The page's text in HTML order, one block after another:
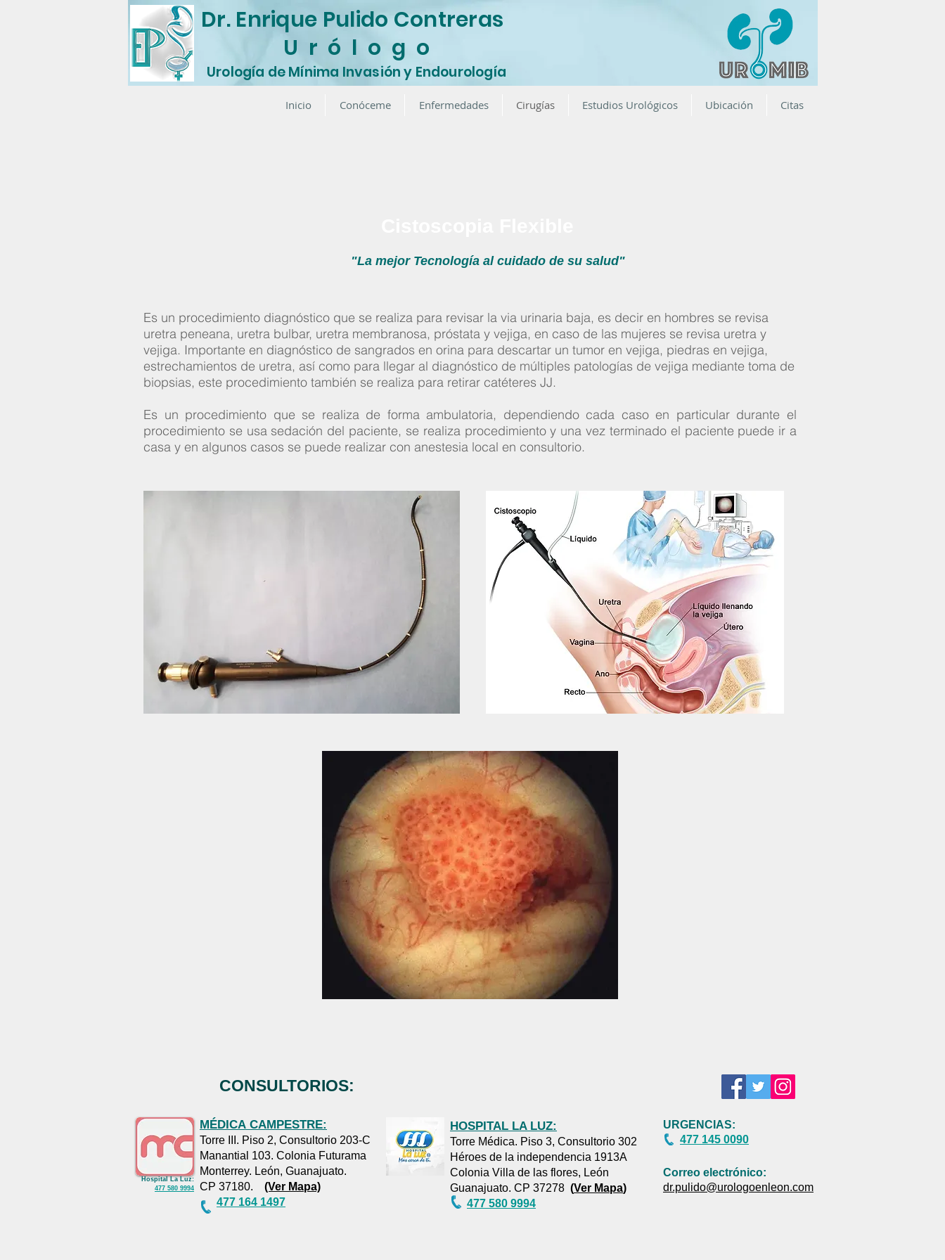
Dr. Enrique Pulido Contreras
U r ó l o g o
Urología de Mínima Invasión y Endourología
Inicio Conóceme Enfermedades Cirugías Estudios Urológicos Ubicación Citas
"La mejor Tecnología al cuidado de su salud"
Es un procedimiento diagnóstico que se realiza para revisar la via urinaria baja, es decir en hombres se revisa
uretra peneana, uretra bulbar, uretra membranosa, próstata y vejiga, en caso de las mujeres se revisa uretra y
vejiga. Importante en diagnóstico de sangrados en orina para descartar un tumor en vejiga, piedras en vejiga,
estrechamientos de uretra, así como para llegar al diagnóstico de múltiples patologías de vejiga mediante toma de
biopsias, este procedimiento también se realiza para retirar catéteres JJ.
Es un procedimiento que se realiza de forma ambulatoria, dependiendo cada caso en particular durante el
procedimiento se usa sedación del paciente, se realiza procedimiento y una vez terminado el paciente puede ir a
casa y en algunos casos se puede realizar con anestesia local en consultorio.
CONSULTORIOS:
AGENDA TU CITA
:
Medica
164 1497
Hospital La Luz:
477 580 9994
MÉDICA CAMPESTRE:
Torre III. Piso 2, Consultorio 203-C
Manantial 103. Colonia Futurama
Monterrey. León, Guanajuato.
CP 37180. (Ver Mapa)
477 164 1497
HOSPITAL LA LUZ:
Torre Médica. Piso 3, Consultorio 302
Héroes de la independencia 1913A
Colonia Villa de las flores, León
Guanajuato. CP 37278 (Ver Mapa)
477 580 9994
URGENCIAS:
477 145 0090
Correo electrónico:
dr.pulido@urologoenleon.com